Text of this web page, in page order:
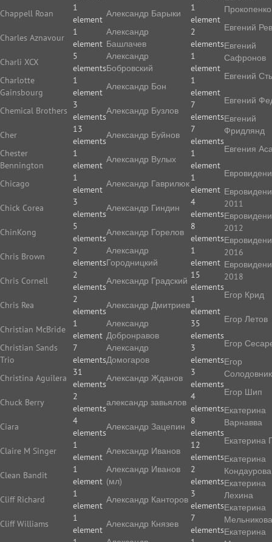
Chappell Roan
1
element
Charles Aznavour
1
element
Charli XCX
5
elements
Charlotte
Gainsbourg
1
element
Chemical Brothers
3
elements
Cher
13
elements
Chester
Bennington
1
element
Chicago
1
element
Chick Corea
3
elements
ChinKong
5
elements
Chris Brown
2
elements
Chris Cornell
2
elements
Chris Rea
2
elements
Christian McBride
1
element
Christian Sands
Trio
7
elements
Christina Aguilera
31
elements
Chuck Berry
2
elements
Ciara
4
elements
Claire M Singer
1
element
Clean Bandit
1
element
Cliff Richard
1
element
Cliff Williams
1
element
Александр Барыки
1
element
Александр
Башлачев
2
elements
Александр
Бобровский
1
element
Александр Бон
1
element
Александр Бузлов
7
elements
Александр Буйнов
7
elements
Александр Вулых
1
element
Александр Гаврилюк
1
element
Александр Гиндин
4
elements
Александр Горелов
8
elements
Александр
Городницкий
1
element
Александр Градский
15
elements
Александр Дмитриев
1
element
Александр
Добронравов
35
elements
Александр
Домогаров
3
elements
Александр Жданов
3
elements
александр завьялов
4
elements
Александр Зацепин
8
elements
Александр Иванов
12
elements
Александр Иванов
(мл)
2
elements
Александр Канторов
3
elements
Александр Князев
7
elements
Прокопенко
Евгений
Евгений
Сафронов
Евгений
Евгений
Евгений
Фридлянд
Евгения
2011
2012
2016
2018
Егор Крид
Егор Летов
Егор
Егор
Егор Шип
Екатерина
Варнавва
Екатерина
Екатерина
Кондаурова
Екатерина
Лехина
Екатерина
Мельникова
Екатерина